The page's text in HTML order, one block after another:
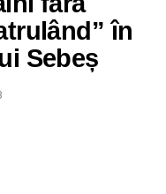
în
Sebeș